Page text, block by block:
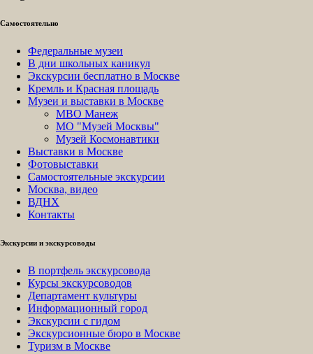
Самостоятельно
Федеральные музеи
В дни школьных каникул
Экскурсии бесплатно в Москве
Кремль и Красная площадь
Музеи и выставки в Москве
МВО Манеж
МО "Музей Москвы"
Музей Космонавтики
Выставки в Москве
Фотовыставки
Самостоятельные экскурсии
Москва, видео
ВДНХ
Контакты
Экскурсии и экскурсоводы
В портфель экскурсовода
Курсы экскурсоводов
Департамент культуры
Информационный город
Экскурсии с гидом
Экскурсионные бюро в Москве
Туризм в Москве